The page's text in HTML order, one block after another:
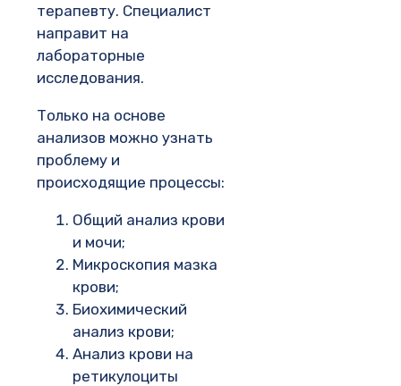
терапевту. Специалист
направит на
лабораторные
исследования.
Только на основе
анализов можно узнать
проблему и
происходящие процессы:
Общий анализ крови
и мочи;
Микроскопия мазка
крови;
Биохимический
анализ крови;
Анализ крови на
ретикулоциты